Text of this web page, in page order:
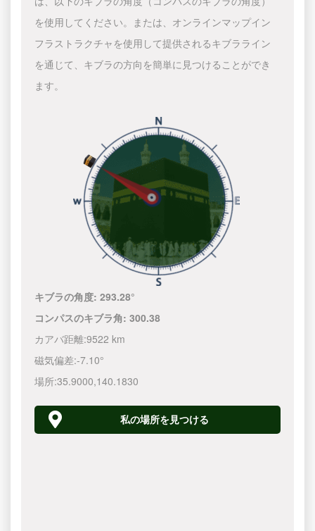
を使用してください。または、オンラインマップイン
フラストラクチャを使用して提供されるキブラライン
を通じて、キブラの方向を簡単に見つけることができ
ます。
キブラの角度:293.28°
コンパスのキブラ角:300.38
カアバ距離:9522 km
磁気偏差:-7.10°
場所:35.9000,140.1830
私の場所を見つける